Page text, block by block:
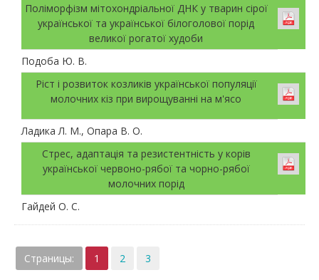
Поліморфізм мітохондріальної ДНК у тварин сірої
української та української білоголової порід
великої рогатої худоби
Подоба Ю. В.
Ріст і розвиток козликів української популяції
молочних кіз при вирощуванні на м'ясо
Ладика Л. М., Опара В. О.
Стрес, адаптація та резистентність у корів
української червоно-рябої та чорно-рябої
молочних порід
Гайдей О. С.
Страницы: 1 2 3